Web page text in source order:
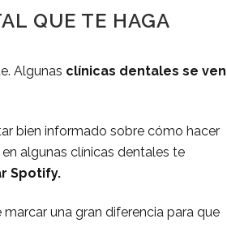
QUE TE HAGA
Algunas clínicas dentales se ven
bien informado sobre cómo hacer
en algunas clínicas dentales te
Spotify.
marcar una gran diferencia para que